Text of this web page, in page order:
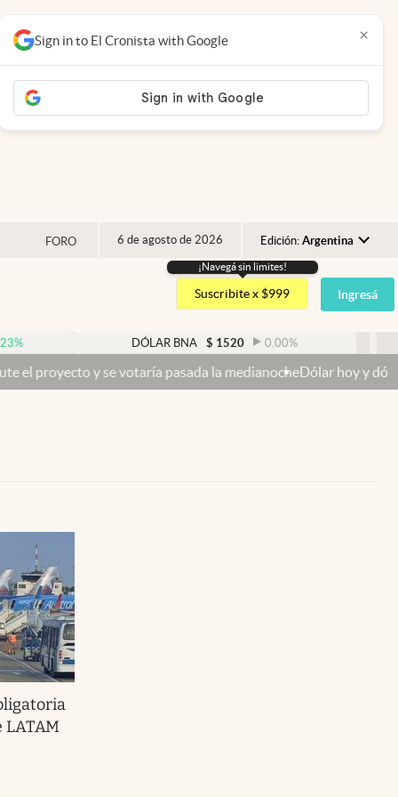
FORO 6 de agosto de 2026 Edición: Argentina
Argentina
España
USA
Colombia
¡Navegá sin limites!
Suscribite x $999 Ingresá
1520 0.00%
pasada la medianocheDólar hoy y dólar blue hoy: cuál es
Sign in to El Cronista with Google ×
LATAM